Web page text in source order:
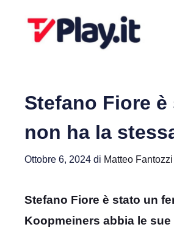
Stefano Fiore
non ha la
Ottobre 6, 2024 di Matteo Fantozzi
Stefano Fiore è stato un
Koopmeiners abbia le